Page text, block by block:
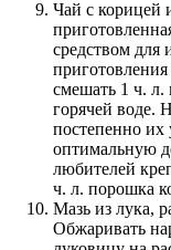
Чай с корицей
средством для
приготовления
смешать 1 ч.
горячей воде.
постепенно
оптимальную
любителей
ч. л. порошка
Мазь из лука,
Обжаривать